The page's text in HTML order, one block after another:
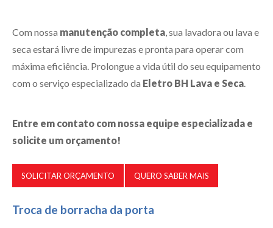
Com nossa manutenção completa, sua lavadora ou lava e
seca estará livre de impurezas e pronta para operar com
máxima eficiência. Prolongue a vida útil do seu equipamento
com o serviço especializado da Eletro BH Lava e Seca.
Entre em contato com nossa equipe especializada e
solicite um orçamento!
SOLICITAR ORÇAMENTO QUERO SABER MAIS
Troca de borracha da porta